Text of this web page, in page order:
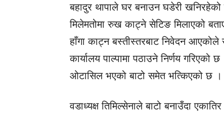
बहादुर थापाले घर बनाउन घडेरी
मिलेमतोमा रुख काट्ने सेटिङ मिलाएको
हाँगा काट्न बस्तीस्तरबाट निवेदन
कार्यालय पाल्पामा पठाउने निर्णय
ओटासिल भएको बाटो समेत भत्किएको छ ।
वडाध्यक्ष तिमिल्सेनाले बाटो बनाउँदा